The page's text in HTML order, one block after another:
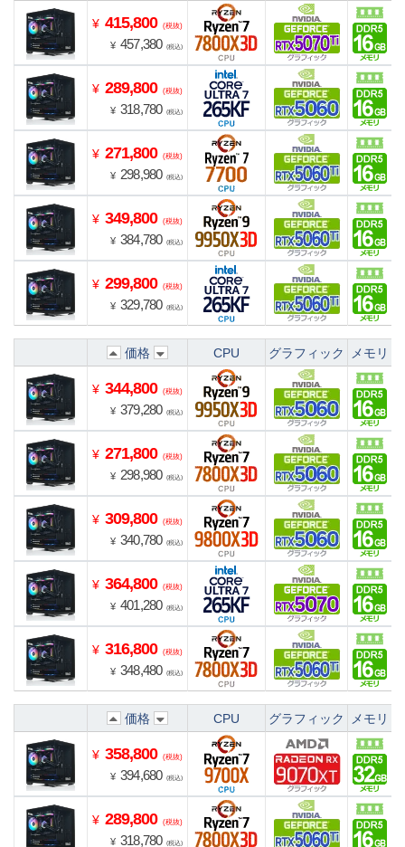
¥ 415,800 (税抜)
¥ 457,380 (税込)
¥ 289,800 (税抜)
¥ 318,780 (税込)
¥ 271,800 (税抜)
¥ 298,980 (税込)
¥ 349,800 (税抜)
¥ 384,780 (税込)
¥ 299,800 (税抜)
¥ 329,780 (税込)
価格 CPU グラフィック メモリ
¥ 344,800 (税抜)
¥ 379,280 (税込)
¥ 271,800 (税抜)
¥ 298,980 (税込)
¥ 309,800 (税抜)
¥ 340,780 (税込)
¥ 364,800 (税抜)
¥ 401,280 (税込)
¥ 316,800 (税抜)
¥ 348,480 (税込)
価格 CPU グラフィック メモリ
¥ 358,800 (税抜)
¥ 394,680 (税込)
¥ 289,800 (税抜)
¥ 318,780 (税込)